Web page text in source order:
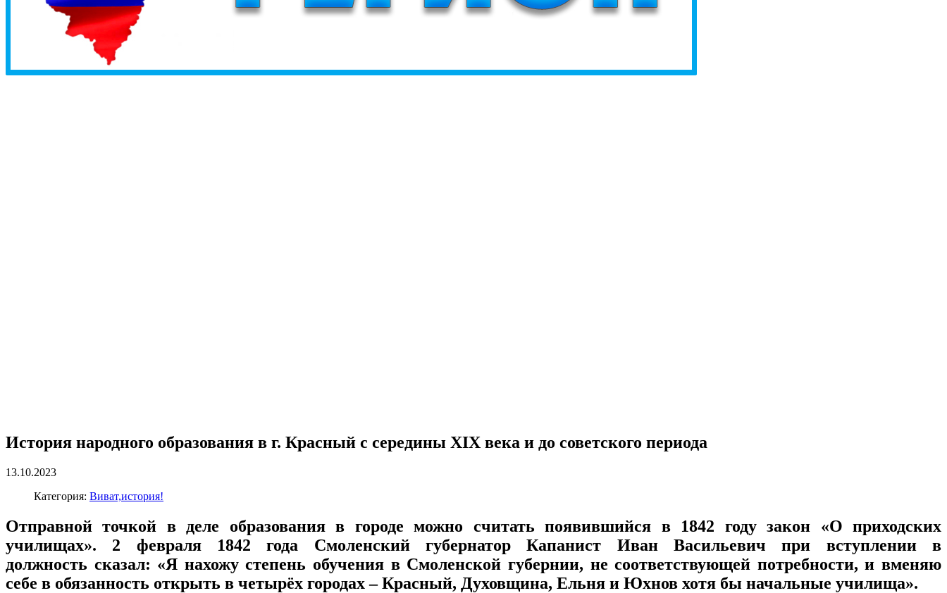
История народного образования в г. Красный с середины ХIХ века и до советского периода
13.10.2023
Категория: Виват,история!
Отправной точкой в деле образования в городе можно считать появившийся в 1842 году закон «О приходских
училищах». 2 февраля 1842 года Смоленский губернатор Капанист Иван Васильевич при вступлении в
должность сказал: «Я нахожу степень обучения в Смоленской губернии, не соответствующей потребности, и вменяю
себе в обязанность открыть в четырёх городах – Красный, Духовщина, Ельня и Юхнов хотя бы начальные училища».